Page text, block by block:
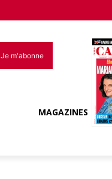
Je m'abonne
MAGAZINES